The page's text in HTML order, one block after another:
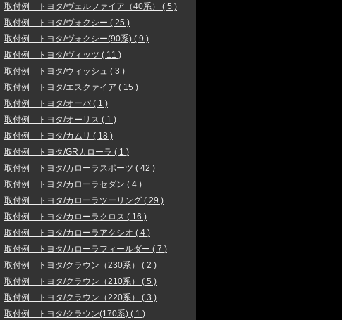
取付例 トヨタ/ヴェルファイア（40系） ( 5 )
取付例 トヨタ/ヴォクシー ( 25 )
取付例 トヨタ/ヴォクシー(90系) ( 9 )
取付例 トヨタ/ヴィッツ ( 11 )
取付例 トヨタ/ウィッシュ ( 3 )
取付例 トヨタ/エスクァイア ( 15 )
取付例 トヨタ/オーパ ( 1 )
取付例 トヨタ/オーリス ( 1 )
取付例 トヨタ/カムリ ( 18 )
取付例 トヨタ/GRカローラ ( 1 )
取付例 トヨタ/カローラスポーツ ( 42 )
取付例 トヨタ/カローラセダン ( 4 )
取付例 トヨタ/カローラツーリング ( 29 )
取付例 トヨタ/カローラクロス ( 16 )
取付例 トヨタ/カローラアクシオ ( 4 )
取付例 トヨタ/カローラフィールダー ( 7 )
取付例 トヨタ/クラウン（230系） ( 2 )
取付例 トヨタ/クラウン（210系） ( 5 )
取付例 トヨタ/クラウン（220系） ( 3 )
取付例 トヨタ/クラウン(170系) ( 1 )